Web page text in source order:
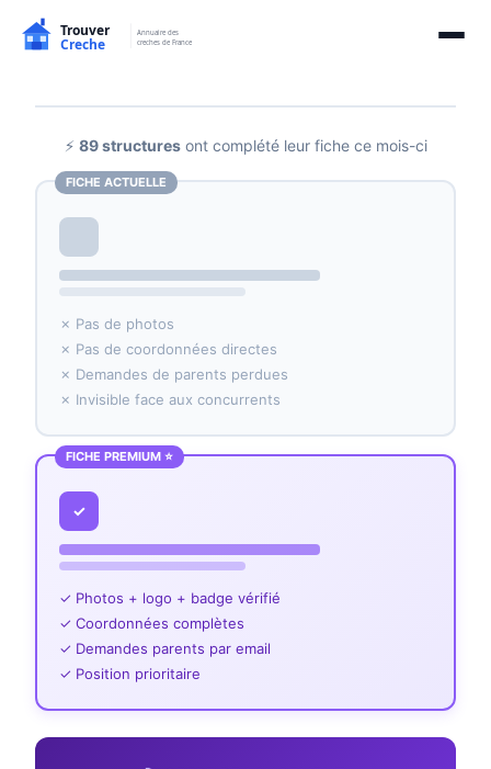
⚡ 89 structuresont complété leur fiche ce mois-ci
FICHE ACTUELLE
✗ Pas de photos
✗ Pas de coordonnées directes
✗ Demandes de parents perdues
✗ Invisible face aux concurrents
FICHE PREMIUM ⭐
✓
✓ Photos + logo + badge vérifié
✓ Coordonnées complètes
✓ Demandes parents par email
✓ Position prioritaire